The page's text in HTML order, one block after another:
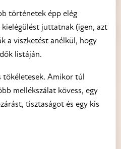
történetek épp elég
juttatnak (igen, azt
a viszketést anélkül, hogy
listáján.
tökéletesek. Amikor túl
mellékszálat kövess, egy
tisztaságot és egy kis